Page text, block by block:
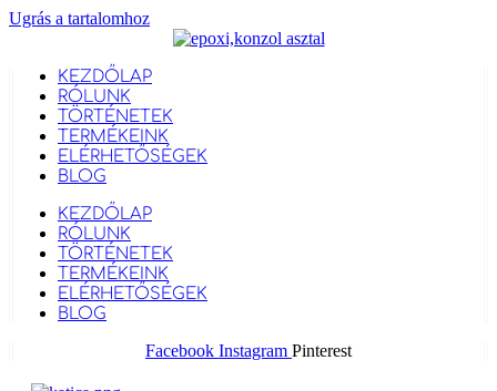
Ugrás a tartalomhoz
KEZDŐLAP
RÓLUNK
TÖRTÉNETEK
TERMÉKEINK
ELÉRHETŐSÉGEK
BLOG
KEZDŐLAP
RÓLUNK
TÖRTÉNETEK
TERMÉKEINK
ELÉRHETŐSÉGEK
BLOG
Facebook Instagram Pinterest